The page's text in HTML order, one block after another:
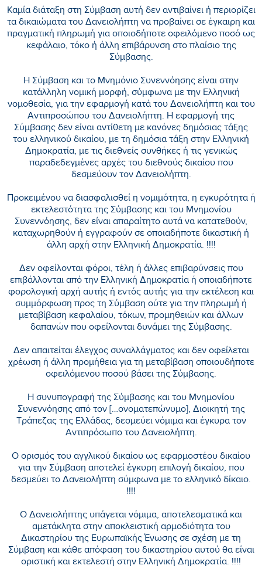
Καμία διάταξη στη Σύμβαση αυτή δεν αντιβαίνει ή περιορίζει
τα δικαιώματα του Δανειολήπτη να προβαίνει σε έγκαιρη και
πραγματική πληρωμή για οποιοδήποτε οφειλόμενο ποσό ως
κεφάλαιο, τόκο ή άλλη επιβάρυνση στο πλαίσιο της
Σύμβασης.
Η Σύμβαση και το Μνημόνιο Συνεννόησης είναι στην
κατάλληλη νομική μορφή, σύμφωνα με την Ελληνική
νομοθεσία, για την εφαρμογή κατά του Δανειολήπτη και του
Αντιπροσώπου του Δανειολήπτη. Η εφαρμογή της
Σύμβασης δεν είναι αντίθετη με κανόνες δημόσιας τάξης
του ελληνικού δικαίου, με τη δημόσια τάξη στην Ελληνική
Δημοκρατία, με τις διεθνείς συνθήκες ή τις γενικώς
παραδεδεγμένες αρχές του διεθνούς δικαίου που
δεσμεύουν τον Δανειολήπτη.
Προκειμένου να διασφαλισθεί η νομιμότητα, η εγκυρότητα ή
εκτελεστότητα της Σύμβασης και του Μνημονίου
Συνεννόησης, δεν είναι απαραίτητο αυτά να κατατεθούν,
καταχωρηθούν ή εγγραφούν σε οποιαδήποτε δικαστική ή
άλλη αρχή στην Ελληνική Δημοκρατία. !!!!
Δεν οφείλονται φόροι, τέλη ή άλλες επιβαρύνσεις που
επιβάλλονται από την Ελληνική Δημοκρατία ή οποιαδήποτε
φορολογική αρχή αυτής ή εντός αυτής για την εκτέλεση και
συμμόρφωση προς τη Σύμβαση ούτε για την πληρωμή ή
μεταβίβαση κεφαλαίου, τόκων, προμηθειών και άλλων
δαπανών που οφείλονται δυνάμει της Σύμβασης.
Δεν απαιτείται έλεγχος συναλλάγματος και δεν οφείλεται
χρέωση ή άλλη προμήθεια για τη μεταβίβαση οποιουδήποτε
οφειλόμενου ποσού βάσει της Σύμβασης.
Η συνυπογραφή της Σύμβασης και του Μνημονίου
Συνεννόησης από τον […ονοματεπώνυμο], Διοικητή της
Τράπεζας της Ελλάδας, δεσμεύει νόμιμα και έγκυρα τον
Αντιπρόσωπο του Δανειολήπτη.
Ο ορισμός του αγγλικού δικαίου ως εφαρμοστέου δικαίου
για την Σύμβαση αποτελεί έγκυρη επιλογή δικαίου, που
δεσμεύει το Δανειολήπτη σύμφωνα με το ελληνικό δίκαιο.
!!!!
Ο Δανειολήπτης υπάγεται νόμιμα, αποτελεσματικά και
αμετάκλητα στην αποκλειστική αρμοδιότητα του
Δικαστηρίου της Ευρωπαϊκής Ένωσης σε σχέση με τη
Σύμβαση και κάθε απόφαση του δικαστηρίου αυτού θα είναι
οριστική και εκτελεστή στην Ελληνική Δημοκρατία. !!!!